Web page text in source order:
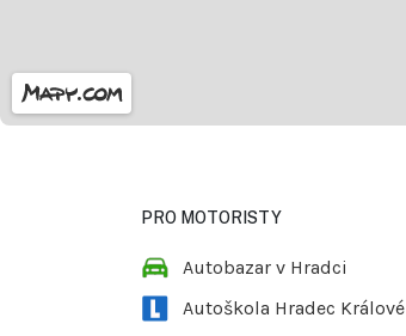
PRO MOTORISTY
Autobazar v Hradci
Autoškola Hradec Králové